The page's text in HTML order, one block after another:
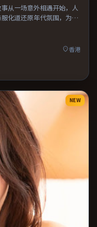
从一场意外相遇开始，人
化道还原年代氛围，为人
香港
NEW